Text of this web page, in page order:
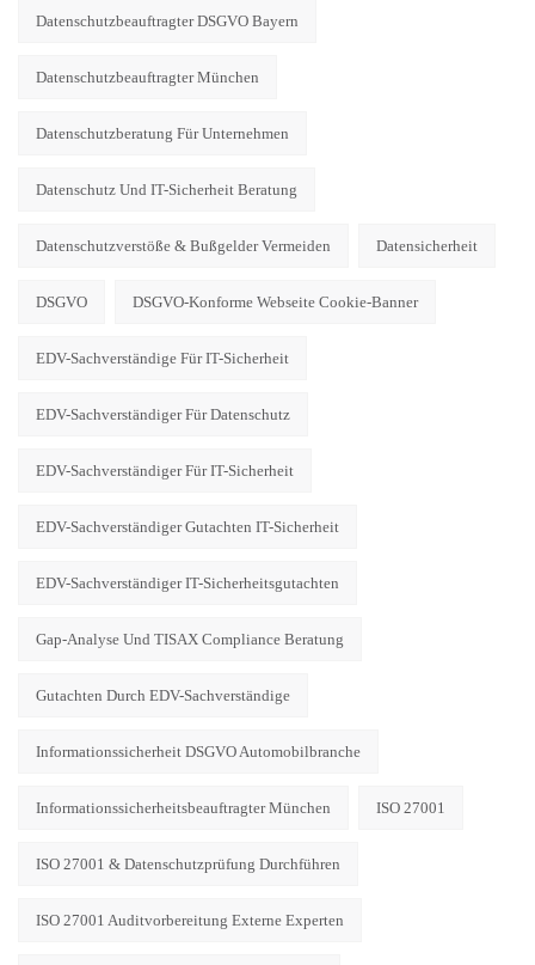
Datenschutzbeauftragter DSGVO Bayern
Datenschutzbeauftragter München
Datenschutzberatung Für Unternehmen
Datenschutz Und IT-Sicherheit Beratung
Datenschutzverstöße & Bußgelder Vermeiden Datensicherheit
DSGVO DSGVO-Konforme Webseite Cookie-Banner
EDV-Sachverständige Für IT-Sicherheit
EDV-Sachverständiger Für Datenschutz
EDV-Sachverständiger Für IT-Sicherheit
EDV-Sachverständiger Gutachten IT-Sicherheit
EDV-Sachverständiger IT-Sicherheitsgutachten
Gap-Analyse Und TISAX Compliance Beratung
Gutachten Durch EDV-Sachverständige
Informationssicherheit DSGVO Automobilbranche
Informationssicherheitsbeauftragter München ISO 27001
ISO 27001 & Datenschutzprüfung Durchführen
ISO 27001 Auditvorbereitung Externe Experten